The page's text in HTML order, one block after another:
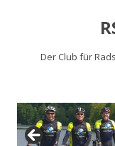
Der Club für